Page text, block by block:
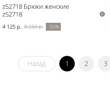
z52718 Брюки женские
z52718
4 125 р. 8 250 р. -50%
Назад 1 2 3